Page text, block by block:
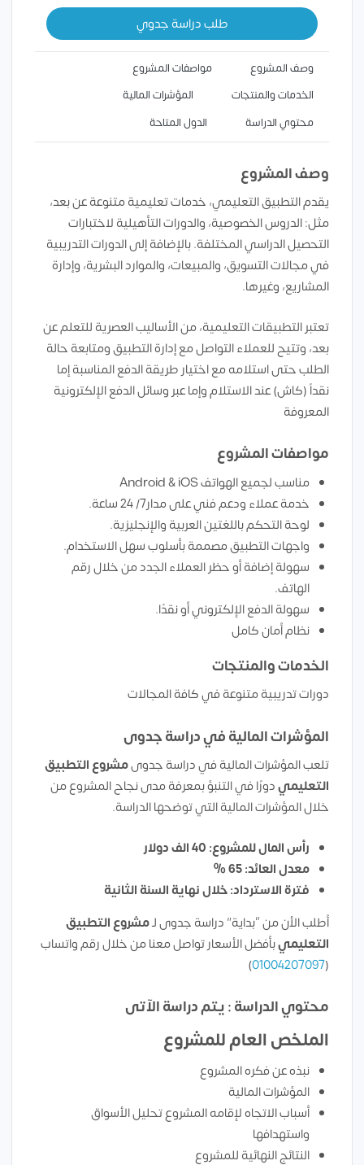
طلب دراسة جدوي
وصف المشروع
مواصفات المشروع
الخدمات والمنتجات
المؤشرات المالية
محتوي الدراسة
الدول المتاحة
وصف المشروع
يقدم التطبيق التعليمي، خدمات تعليمية متنوعة عن بعد،
مثل: الدروس الخصوصية، والدورات التأهيلية لاختبارات
التحصيل الدراسي المختلفة. بالإضافة إلى الدورات التدريبية
في مجالات التسويق، والمبيعات، والموارد البشرية، وإدارة
المشاريع، وغيرها.
تعتبر التطبيقات التعليمية، من الأساليب العصرية للتعلم عن
بعد، وتتيح للعملاء التواصل مع إدارة التطبيق ومتابعة حالة
الطلب حتى استلامه مع اختيار طريقة الدفع المناسبة إما
نقداً (كاش) عند الاستلام وإما عبر وسائل الدفع الإلكترونية
المعروفة
مواصفات المشروع
مناسب لجميع الهواتف Android & iOS
خدمة عملاء ودعم فني على مدار7/ 24 ساعة.
لوحة التحكم باللغتين العربية والإنجليزية.
واجهات التطبيق مصممة بأسلوب سهل الاستخدام.
سهولة إضافة أو حظر العملاء الجدد من خلال رقم
الهاتف.
سهولة الدفع الإلكتروني أو نقدًا.
نظام أمان كامل
الخدمات والمنتجات
دورات تدريبية متنوعة في كافة المجالات
المؤشرات المالية في دراسة جدوى
تلعب المؤشرات المالية في دراسة جدوىمشروع التطبيق
التعليميدورًا في التنبؤ بمعرفة مدى نجاح المشروع من
خلال المؤشرات المالية التي توضحها الدراسة.
رأس المال للمشروع: 40 الف دولار
معدل العائد: 65 %
فترة الاسترداد: خلال نهاية السنة الثانية
أطلب الأن من “بداية” دراسة جدوى لـمشروع التطبيق
التعليميبأفضل الأسعار تواصل معنا من خلال رقم واتساب
(
01004207097
)
محتوي الدراسة : يتم دراسة الآتى
الملخص العام للمشروع
نبذه عن فكره المشروع
المؤشرات المالية
أسباب الاتجاه لإقامه المشروع تحليل الأسواق
واستهدافها
النتائج النهائية للمشروع